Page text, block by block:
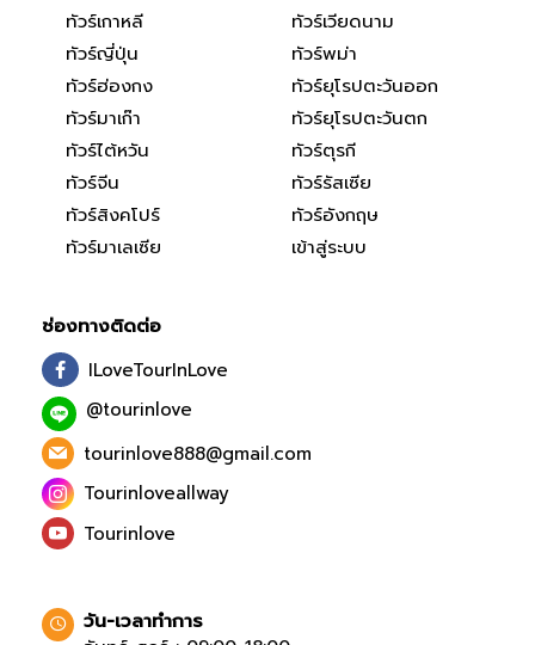
ทัวร์เกาหลี
ทัวร์ญี่ปุ่น
ทัวร์ฮ่องกง
ทัวร์มาเก๊า
ทัวร์ไต้หวัน
ทัวร์จีน
ทัวร์สิงคโปร์
ทัวร์มาเลเซีย
ทัวร์เวียดนาม
ทัวร์พม่า
ทัวร์ยุโรปตะวันออก
ทัวร์ยุโรปตะวันตก
ทัวร์ตุรกี
ทัวร์รัสเซีย
ทัวร์อังกฤษ
เข้าสู่ระบบ
ช่องทางติดต่อ
ILoveTourInLove
@tourinlove
tourinlove888@gmail.com
Tourinloveallway
Tourinlove
วัน-เวลาทำการ